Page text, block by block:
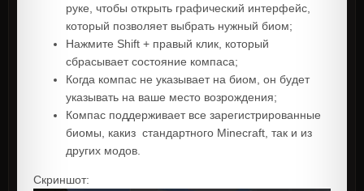
руке, чтобы открыть графический интерфейс,
который позволяет выбрать нужный биом;
Нажмите Shift + правый клик, который
сбрасывает состояние компаса;
Когда компас не указывает на биом, он будет
указывать на ваше место возрождения;
Компас поддерживает все зарегистрированные
биомы, какиз стандартного Minecraft, так и из
других модов.
Скриншот: